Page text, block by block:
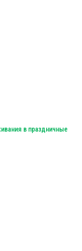
в праздничные